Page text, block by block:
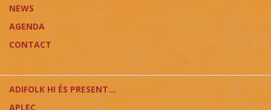
NEWS
AGENDA
CONTACT
ADIFOLK HI ÉS PRESENT...
APLEC